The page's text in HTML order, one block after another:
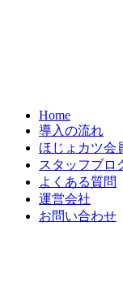
Home
導入の流れ
ほじょカツ会
スタッフブロ
よくある質問
運営会社
お問い合わせ